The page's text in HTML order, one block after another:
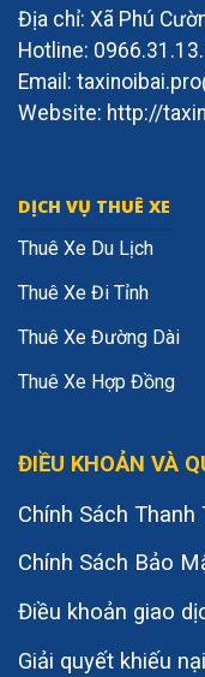
Địa chỉ: Xã Phú
Hotline:
Email:
Website: http://
DỊCH VỤ THUÊ XE
Thuê Xe Du Lịch
Thuê Xe Đi Tỉnh
Thuê Xe Đường Dài
Thuê Xe Hợp Đồng
ĐIỀU KHOẢN VÀ
Chính Sách Thanh
Chính Sách Bảo
Điều khoản giao
Giải quyết khiếu nại